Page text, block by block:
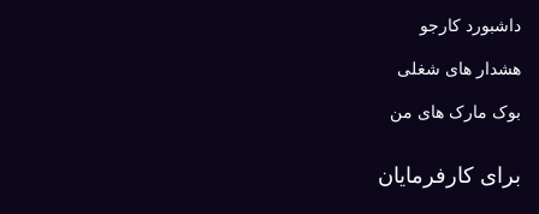
داشبورد کارجو
هشدار های شغلی
بوک مارک های من
برای کارفرمایان